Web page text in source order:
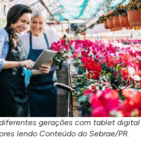
gerações com tablet digital
lendo Conteúdo do Sebrae/PR.